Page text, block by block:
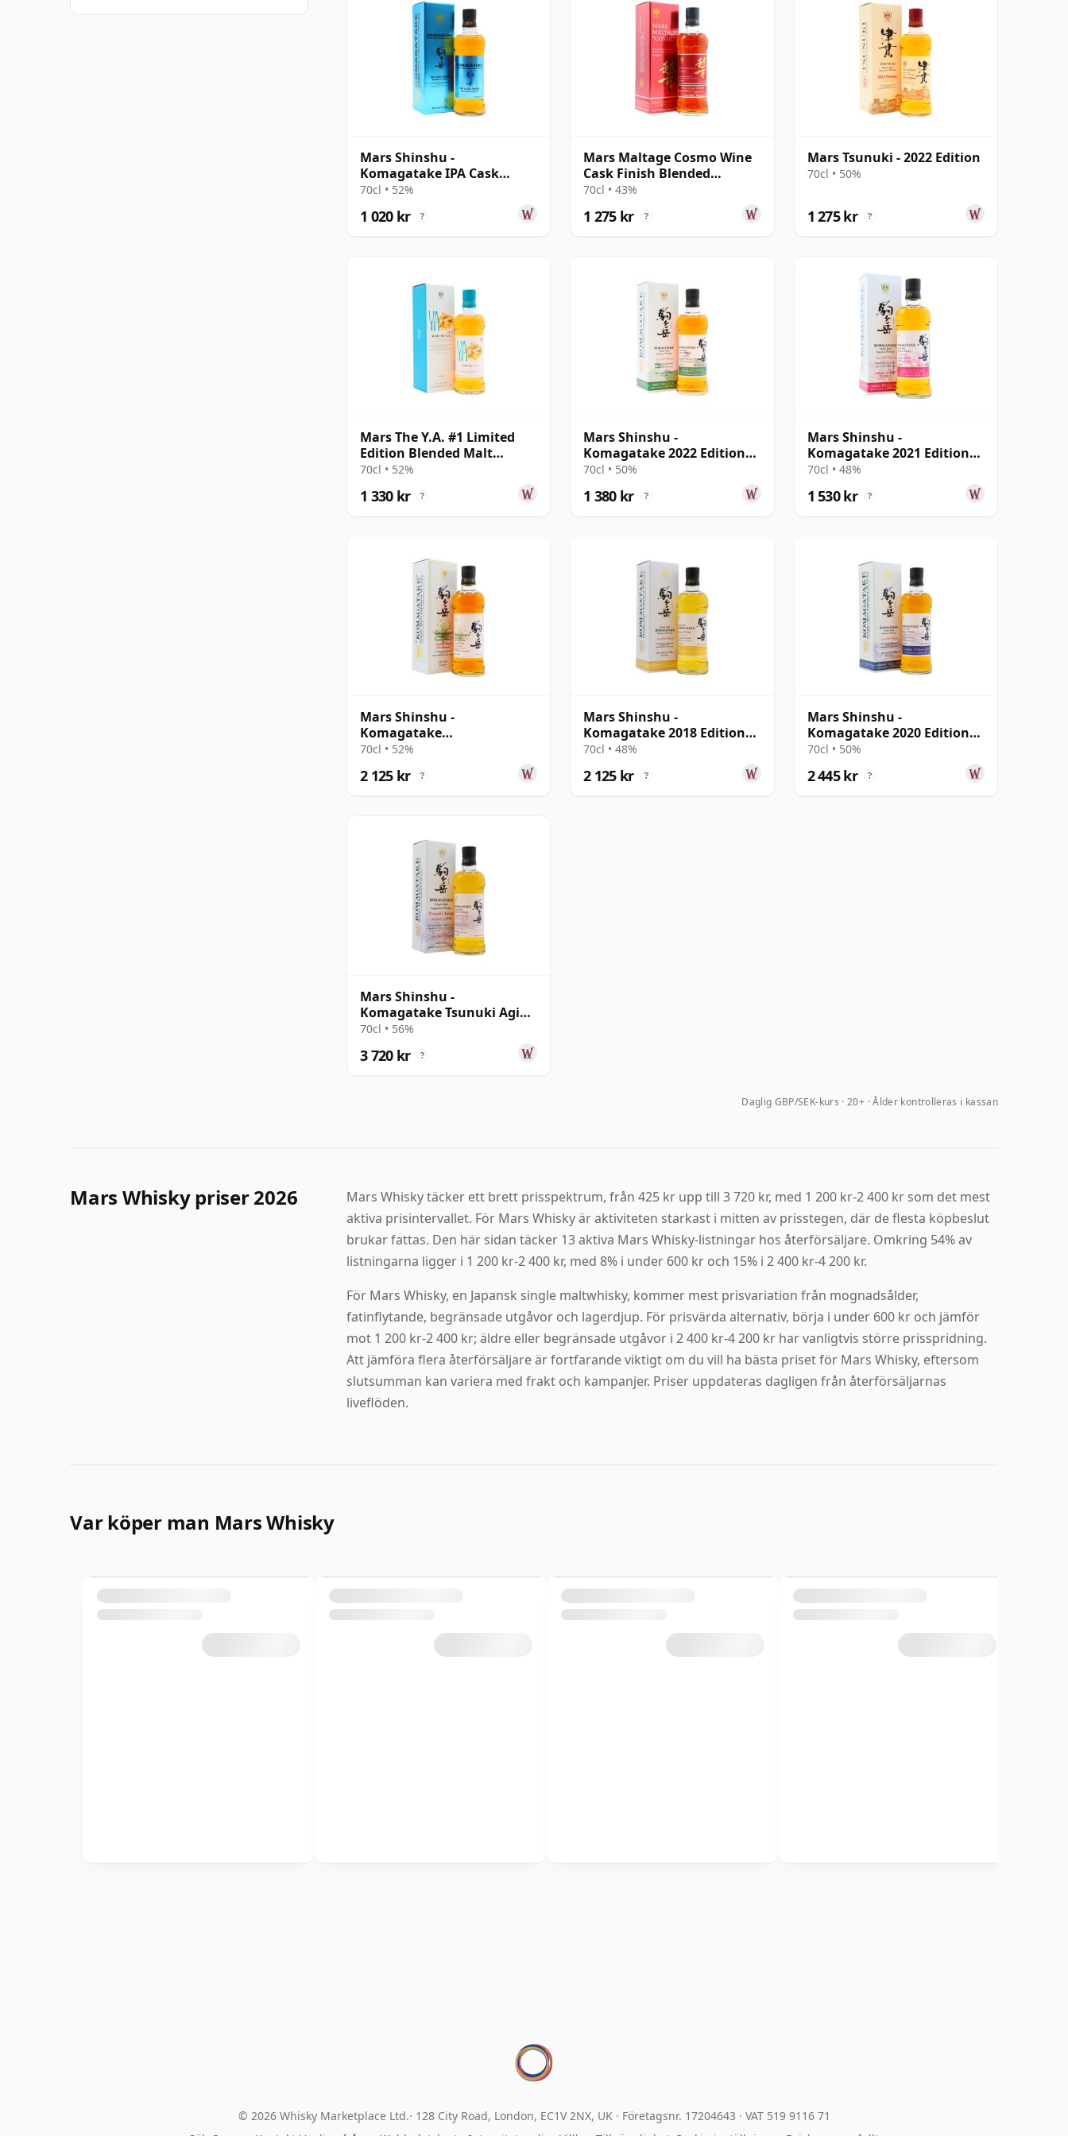
Mars Shinshu -
Komagatake IPA Cask
Finish 2022 Single M
70cl • 52%
1 020 kr ?
Mars Maltage Cosmo Wine
Cask Finish Blended
Japanese
70cl • 43%
1 275 kr ?
Mars Tsunuki - 2022 Edition
70cl • 50%
1 275 kr ?
Mars The Y.A. #1 Limited
Edition Blended Malt
Japanese
70cl • 52%
1 330 kr ?
Mars Shinshu -
Komagatake 2022 Edition
Single Malt Japa
70cl • 50%
1 380 kr ?
Mars Shinshu -
Komagatake 2021 Edition
Single Malt Japa
70cl • 48%
1 530 kr ?
Mars Shinshu -
Komagatake
Shinanotanpopo Edition
70cl • 52%
2 125 kr ?
Mars Shinshu -
Komagatake 2018 Edition
Single Malt Japa
70cl • 48%
2 125 kr ?
Mars Shinshu -
Komagatake 2020 Edition
Single Malt Japa
70cl • 50%
2 445 kr ?
Mars Shinshu -
Komagatake Tsunuki Aging
2019 Edition Si
70cl • 56%
3 720 kr ?
Daglig GBP/SEK-kurs 20+ · Ålder kontrolleras i kassan
Mars Whisky priser 2026
Mars Whisky täcker ett brett prisspektrum, från 425 kr upp till 3 720 kr, med 1 200 kr-2 400 kr som det mest
aktiva prisintervallet. För Mars Whisky är aktiviteten starkast i mitten av prisstegen, där de flesta köpbeslut
brukar fattas. Den här sidan täcker 13 aktiva Mars Whisky-listningar hos återförsäljare. Omkring 54% av
listningarna ligger i 1 200 kr-2 400 kr, med 8% i under 600 kr och 15% i 2 400 kr-4 200 kr.
För Mars Whisky, en Japansk single maltwhisky, kommer mest prisvariation från mognadsålder,
fatinflytande, begränsade utgåvor och lagerdjup. För prisvärda alternativ, börja i under 600 kr och jämför
mot 1 200 kr-2 400 kr; äldre eller begränsade utgåvor i 2 400 kr-4 200 kr har vanligtvis större prisspridning.
Att jämföra flera återförsäljare är fortfarande viktigt om du vill ha bästa priset för Mars Whisky, eftersom
slutsumman kan variera med frakt och kampanjer. Priser uppdateras dagligen från återförsäljarnas
liveflöden.
Var köper man Mars Whisky
© 2026 Whisky Marketplace Ltd. 128 City Road, London, EC1V 2NX, UK · Företagsnr. 17204643 · VAT 519 9116 71